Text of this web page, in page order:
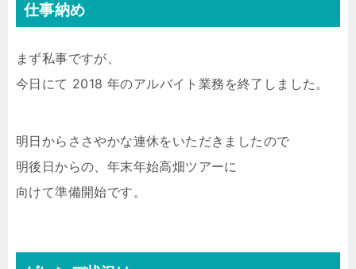
仕事納め
まず私事ですが、
今日にて 2018 年のアルバイト業務を終了しました。
明日からささやかな連休をいただきましたので
明後日からの、年末年始高畑ツアーに
向けて準備開始です。